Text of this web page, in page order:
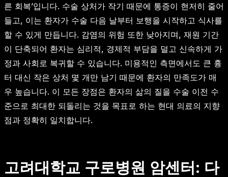
른 회복’입니다. 수술 상처가 작기 때문에 통증이 현저히 줄어
들고, 이는 환자가 수술 다음 날부터 보행을 시작하고 식사를
할 수 있게 만듭니다. 감염의 위험 또한 낮아지며, 재원 기간
이 단축되어 환자는 심리적, 경제적 부담을 덜고 신속하게 가
정과 사회로 복귀할 수 있습니다. 미용적인 측면에서도 큰 흉
터 대신 작은 상처 몇 개만 남기 때문에 환자의 만족도가 매
우 높습니다. 이 모든 장점은 환자의 삶의 질을 수술 이전 수
준으로 최대한 되돌리는 것을 목표로 하는 현대 의료의 지향
점과 정확히 일치합니다.
고려대학교 구로병원 암센터: 다